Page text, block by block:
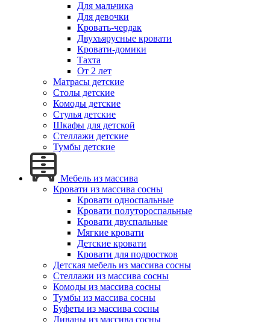
Для мальчика
Для девочки
Кровать-чердак
Двухъярусные кровати
Кровати-домики
Тахта
От 2 лет
Матрасы детские
Столы детские
Комоды детские
Стулья детские
Шкафы для детской
Стеллажи детские
Тумбы детские
Мебель из массива
Кровати из массива сосны
Кровати односпальные
Кровати полутороспальные
Кровати двуспальные
Мягкие кровати
Детские кровати
Кровати для подростков
Детская мебель из массива сосны
Стеллажи из массива сосны
Комоды из массива сосны
Тумбы из массива сосны
Буфеты из массива сосны
Диваны из массива сосны